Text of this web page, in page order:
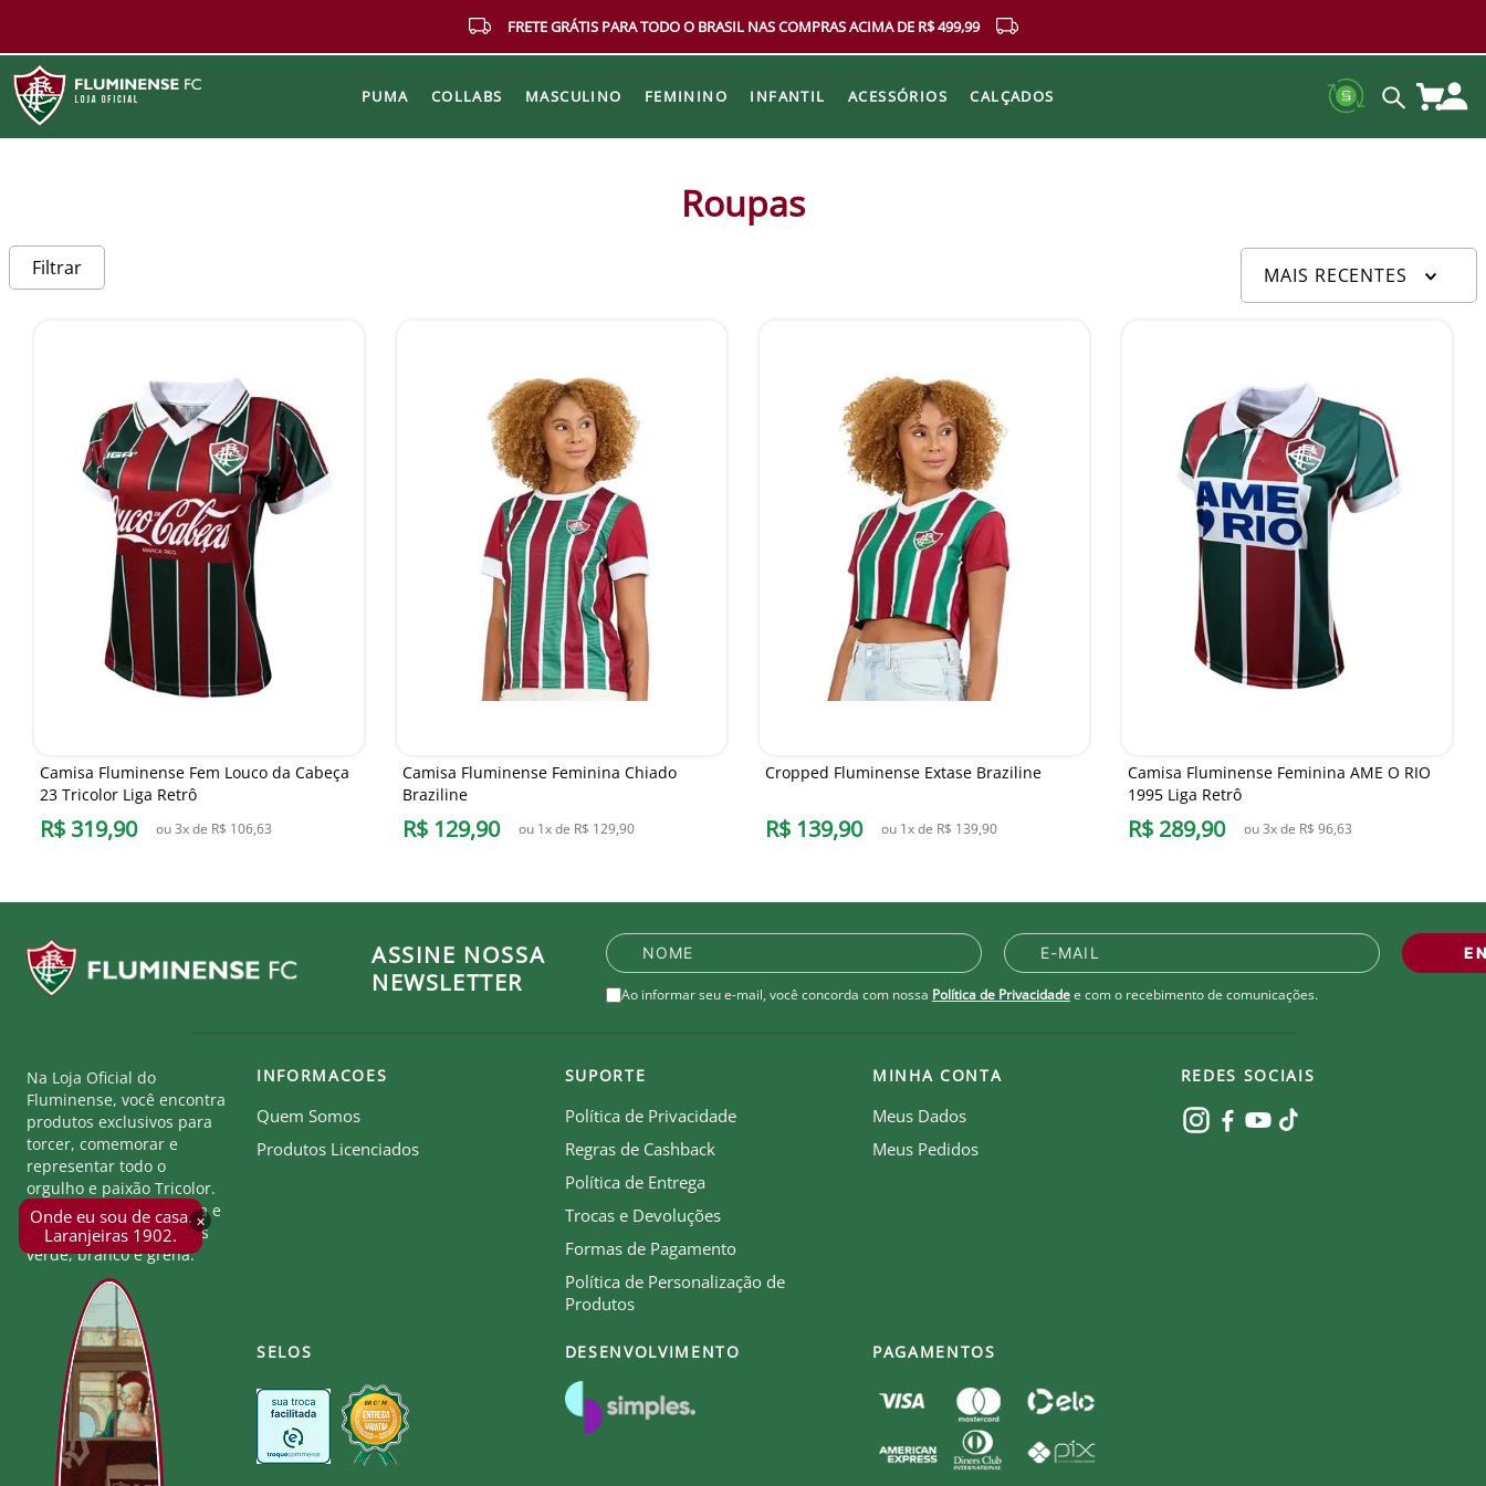
FRETE GRÁTIS PARA TODO O BRASIL NAS COMPRAS ACIMA DE R$ 499,99
PUMA COLLABS MASCULINO FEMININO INFANTIL ACESSÓRIOS CALÇADOS
×
Onde eu sou de casa.
Laranjeiras 1902.
Roupas
Filtrar MAIS RECENTES
Camisa Fluminense Fem Louco da Cabeça
23 Tricolor Liga Retrô
R$ 319,90 ou3x de R$ 106,63
Camisa Fluminense Feminina Chiado
Braziline
R$ 129,90 ou 1x de R$ 129,90
Cropped Fluminense Extase Braziline
R$ 139,90 ou 1x de R$ 139,90
Camisa Fluminense Feminina AME O RIO
1995 Liga Retrô
R$ 289,90 ou3x de R$ 96,63
ASSINE NOSSA
NEWSLETTER
Ao informar seu e-mail, você concorda com nossa Política de Privacidadee com o recebimento de comunicações.
Na Loja Oficial do
Fluminense, você encontra
produtos exclusivos para
torcer, comemorar e
representar todo o
orgulho e paixão Tricolor.
Seja parte desta história e
mostre a força das cores
verde, branco e grená.
INFORMACOES
Quem Somos
Produtos Licenciados
SUPORTE
Política de Privacidade
Regras de Cashback
Política de Entrega
Trocas e Devoluções
Formas de Pagamento
Política de Personalização de
Produtos
MINHA CONTA
Meus Dados
Meus Pedidos
REDES SOCIAIS
SELOS DESENVOLVIMENTO PAGAMENTOS